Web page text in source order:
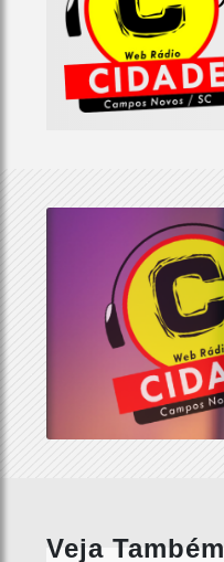
Veja Também